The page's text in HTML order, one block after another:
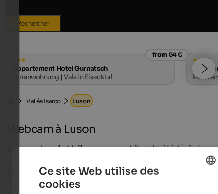
Rechercher
from 54 €
Appartement Hotel Gurnatsch
Ferienwohnung | Vals in Eisacktal
s
Vallée Isarco Luson
Webcam à Luson
Luson, dans la Valle Isarco, est l'endroit idéal si
tranquilles et confortables dans le Tyrol du Sud. Ce
village bien situé se présente de manière variée en
Ce site Web utilise des
cookies